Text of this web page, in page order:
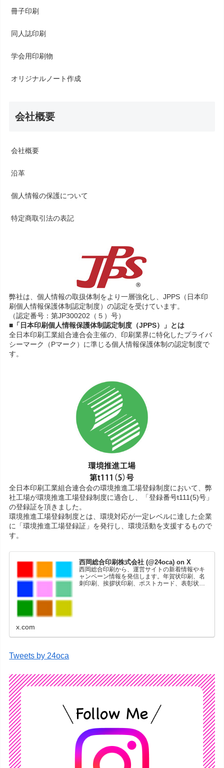
冊子印刷
同人誌印刷
学会用印刷物
オリジナルノート作成
会社概要
会社概要
沿革
個人情報の保護について
特定商取引法の表記
弊社は、個人情報の取扱体制をより一層強化し、JPPS（日本印
刷個人情報保護体制認定制度）の認定を受けています。
（認定番号：第JP300202（５）号）
■「日本印刷個人情報保護体制認定制度（JPPS）」とは
全日本印刷工業組合連合会主催の、印刷業界に特化したプライバ
シーマーク（Pマーク）に準じる個人情報保護体制の認定制度で
す。
全日本印刷工業組合連合会の環境推進工場登録制度において、弊
社工場が環境推進工場登録制度に適合し、「登録番号t111(5)号」
の登録証を頂きました。
環境推進工場登録制度とは、環境対応が一定レベルに達した企業
に「環境推進工場登録証」を発行し、環境活動を支援するもので
す。
西岡総合印刷株式会社 (@24oca) on X
西岡総合印刷から、運営サイトの新着情報やキ
ャンペーン情報を発信します。年賀状印刷、名
刺印刷、挨拶状印刷、ポストカード、表彰状印
x.com
Tweets by 24oca